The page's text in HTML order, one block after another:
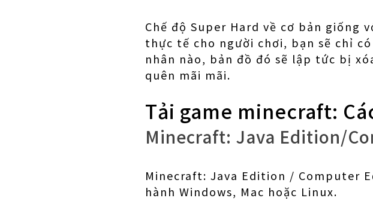
Chế độ Super Hard về cơ bản
thực tế cho người chơi, bạn sẽ chỉ
nhân nào, bản đồ đó sẽ lập tức bị
quên mãi mãi.
Tải game minecraft:
Minecraft: Java Edition/
Minecraft: Java Edition / Computer
hành Windows, Mac hoặc Linux.